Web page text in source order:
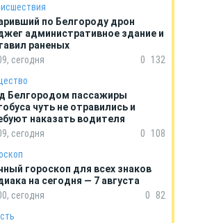
по Белгороду дрон
административное здание и
раненых
сегодня
0
132
Белгородом пассажиры
чуть не отравились и
наказать водителя
сегодня
0
108
гороскоп для всех знаков
на сегодня — 7 августа
сегодня
0
82